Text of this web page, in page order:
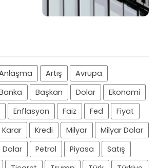
Artış
Avrupa
Başkan Dolar
Ekonomi
Enflasyon Faiz Fed
Fiyat
Karar Kredi Milyar
Milyar Dolar
Dolar Petrol Piyasa
Satış